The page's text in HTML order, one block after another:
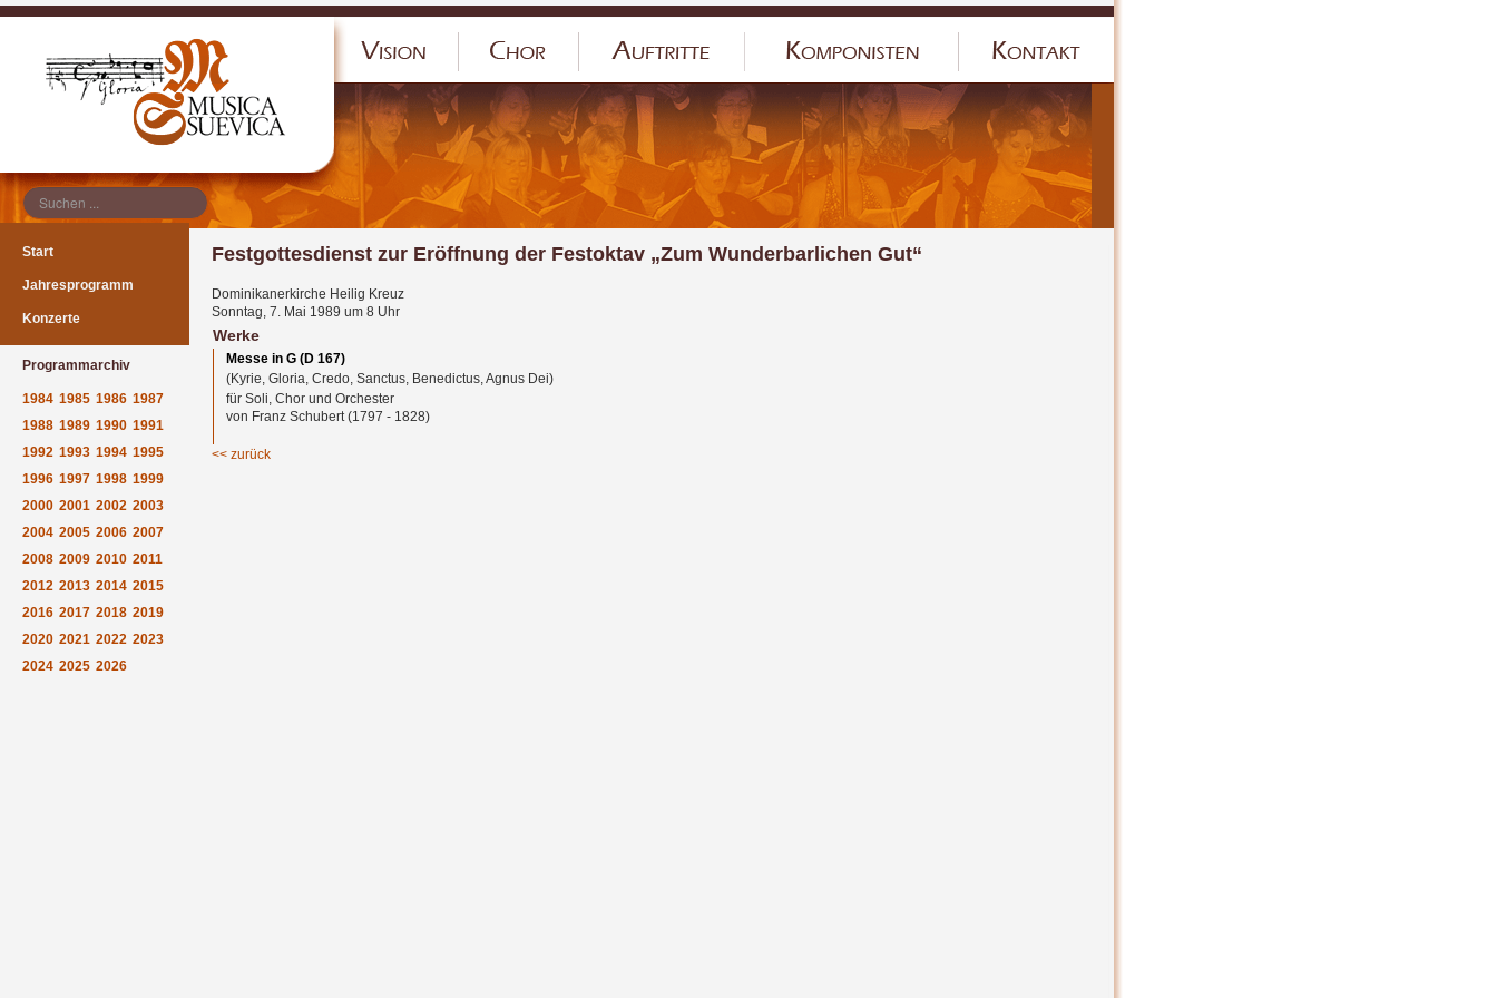
Start
Jahresprogramm
Konzerte
Programmarchiv
1984 1985 1986 1987
1988 1989 1990 1991
1992 1993 1994 1995
1996 1997 1998 1999
2000 2001 2002 2003
2004 2005 2006 2007
2008 2009 2010 2011
2012 2013 2014 2015
2016 2017 2018 2019
2020 2021 2022 2023
2024 2025 2026
Festgottesdienst zur Eröffnung der Festoktav „Zum Wunderbarlichen Gut“
Dominikanerkirche Heilig Kreuz
Sonntag, 7. Mai 1989 um 8 Uhr
Werke
Messe in G (D 167)
(Kyrie, Gloria, Credo, Sanctus, Benedictus, Agnus Dei)
für Soli, Chor und Orchester
von Franz Schubert (1797 - 1828)
<< zurück